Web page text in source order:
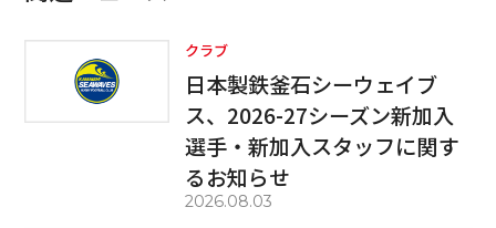
クラブ
日本製鉄釜石シーウェイブ
ス、2026-27シーズン新加入
選手・新加入スタッフに関す
るお知らせ
2026.08.03